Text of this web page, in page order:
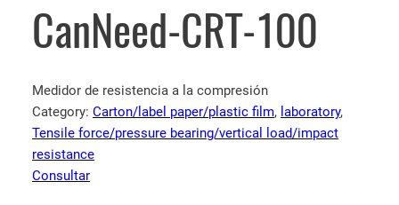
CanNeed-CRT-100
Medidor de resistencia a la compresión
Category: Carton/label paper/plastic film, laboratory
Tensile force/pressure bearing/vertical load/impact
resistance
Consultar